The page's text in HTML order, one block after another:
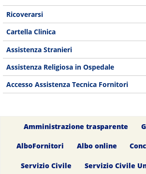
Ricoverarsi
Cartella Clinica
Assistenza Stranieri
Assistenza Religiosa in Ospedale
Accesso Assistenza Tecnica Fornitori
Amministrazione trasparente
AlboFornitori Albo online
Servizio Civile Servizio Civile